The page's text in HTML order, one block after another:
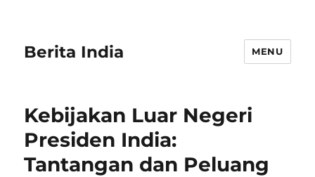
Berita India MENU
Kebijakan Luar Negeri
Presiden India:
Tantangan dan Peluang